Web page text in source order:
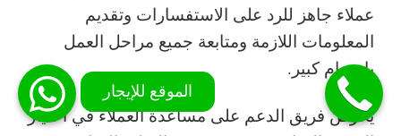
عملاء جاهز للرد على الاستفسارات وتقديم
المعلومات اللازمة ومتابعة جميع مراحل العمل
باهتمام كبير.
يحرص فريق الدعم على مساعدة العملاء في اختيار